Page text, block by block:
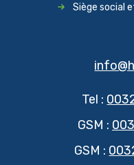
Siège social
Tel :
GSM :
GSM :